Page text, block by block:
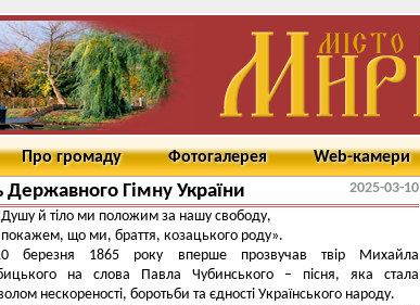
Про громаду Фотогалерея Web-камери
Гімну України 2025-03-10
й тіло ми положим за нашу свободу,
покажем, що ми, браття, козацького роду».
березня 1865 року вперше прозвучав твір Михайла
на слова Павла Чубинського – пісня, яка стала
нескореності, боротьби та єдності Українського народу.